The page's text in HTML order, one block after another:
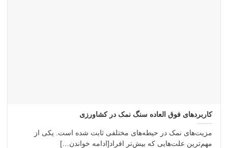
کاربردهای فوق العاده سنگ نمک در کشاورزی
مزیت‌های نمک در حیطه‌های مختلفی ثابت شده است. یکی از
مهم‌ترین علت‌هایی که بیش‌تر افراد[ادامه خواندن…]